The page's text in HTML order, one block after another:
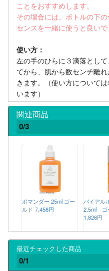
ことをおすすめします。
その場合には、ボトルの下
センスを一緒に使うと良いで
使い方：
左の手のひらに３滴落とし
てから、肌から数センチ離
きます。（使い方について
います）
関連商品
0/3
ポマンダー 25ml ゴー
ルド 7,458円
バイアル
2.5ml ゴ
1,826円
最近チェックした商品
0/1